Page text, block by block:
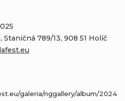
Staničná 789/13, 908 51 Holíč
.eu
galeria/nggallery/album/2024